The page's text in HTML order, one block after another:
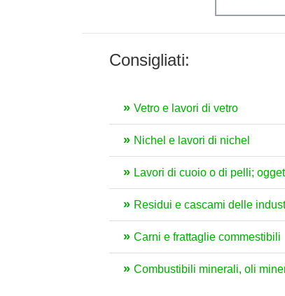
Consigliati:
Vetro e lavori di vetro
Nichel e lavori di nichel
Lavori di cuoio o di pelli;
Residui e cascami delle
Carni e frattaglie commestibili
Combustibili minerali, oli